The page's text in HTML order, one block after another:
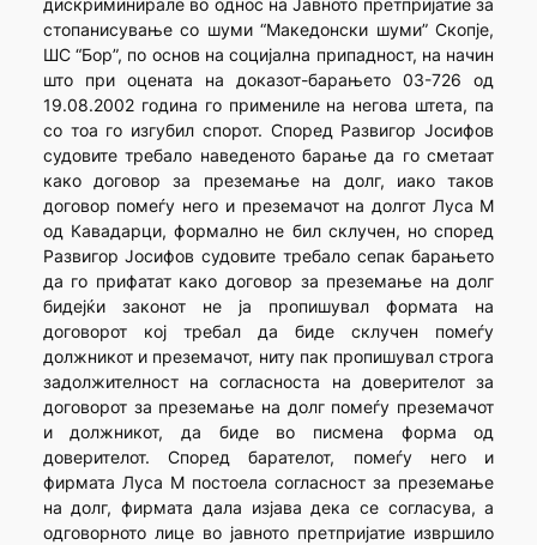
дискриминирале во однос на Јавното претпријатие за
стопанисување со шуми “Македонски шуми” Скопје,
ШС “Бор”, по основ на социјална припадност, на начин
што при оцената на доказот-барањето 03-726 од
19.08.2002 година го примениле на негова штета, па
со тоа го изгубил спорот. Според Развигор Јосифов
судовите требало наведеното барање да го сметаат
како договор за преземање на долг, иако таков
договор помеѓу него и преземачот на долгот Луса М
од Кавадарци, формално не бил склучен, но според
Развигор Јосифов судовите требало сепак барањето
да го прифатат како договор за преземање на долг
бидејќи законот не ја пропишувал формата на
договорот кој требал да биде склучен помеѓу
должникот и преземачот, ниту пак пропишувал строга
задолжителност на согласноста на доверителот за
договорот за преземање на долг помеѓу преземачот
и должникот, да биде во писмена форма од
доверителот. Според барателот, помеѓу него и
фирмата Луса М постоела согласност за преземање
на долг, фирмата дала изјава дека се согласува, а
одговорното лице во јавното претпријатие извршило